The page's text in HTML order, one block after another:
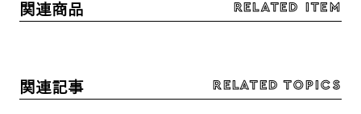
関連商品 RELATED ITEM
関連記事 RELATED TOPICS